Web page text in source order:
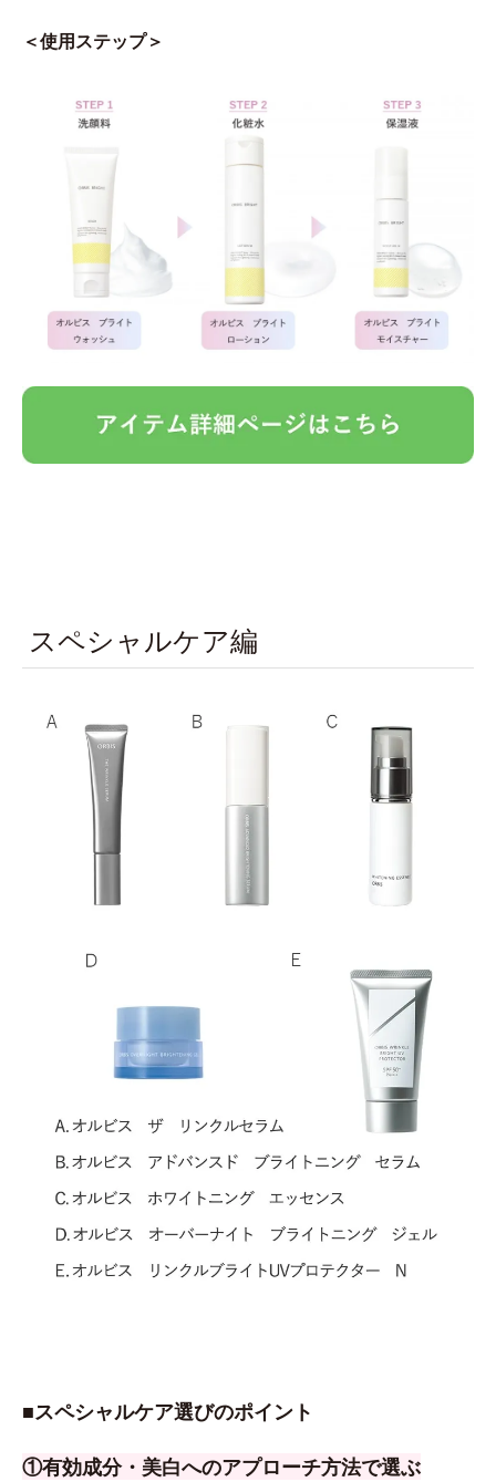
＜使用ステップ＞
スペシャルケア編
■スペシャルケア選びのポイント
①有効成分・美白へのアプローチ方法で選ぶ